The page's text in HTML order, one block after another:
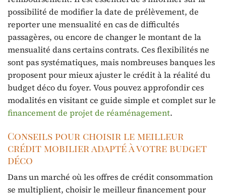
possibilité de modifier la date de prélèvement, de
reporter une mensualité en cas de difficultés
passagères, ou encore de changer le montant de la
mensualité dans certains contrats. Ces flexibilités ne
sont pas systématiques, mais nombreuses banques les
proposent pour mieux ajuster le crédit à la réalité du
budget déco du foyer. Vous pouvez approfondir ces
modalités en visitant ce guide simple et complet sur le
financement de projet de réaménagement.
Conseils pour choisir le meilleur
crédit mobilier adapté à votre budget
déco
Dans un marché où les offres de crédit consommation
se multiplient, choisir le meilleur financement pour